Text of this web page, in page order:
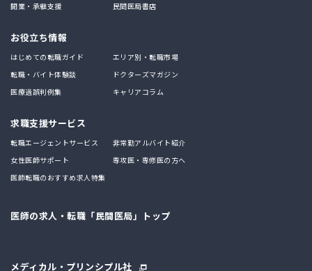
開業・承継支援
民間医局書店
お役立ち情報
はじめての転職ガイド
エリア別・転職市場
転職・バイト体験談
ドクターズマガジン
医療過誤判例集
キャリアコラム
求職支援サービス
転職エージェントサービス
非常勤アルバイト紹介
女性医師サポート
専攻医・専修医の方へ
医師転職のおすすめ求人特集
医師の求人・転職「民間医局」トップ
メディカル・プリンシプル社